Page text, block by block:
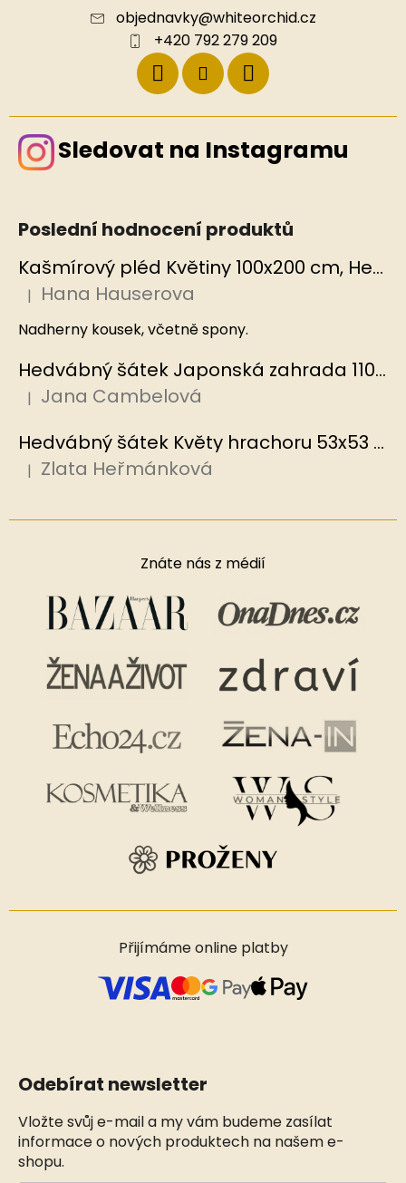
objednavky@whiteorchid.cz
+420 792 279 209
Sledovat na Instagramu
Poslední hodnocení produktů
Kašmírový pléd Květiny 100x200 cm, Hedvábný svět
Hodnocení produktu je 5 z 5 hvězdiček.
| Hana Hauserova
Nadherny kousek, včetně spony.
Hedvábný šátek Japonská zahrada 110x110 cm v dárkovém balení, HEDVÁBNÝ SVĚT
Hodnocení produktu je 5 z 5 hvězdiček.
| Jana Cambelová
Hedvábný šátek Květy hrachoru 53x53 cm v dárkovém balení, HEDVÁBNÝ SVĚT
Hodnocení produktu je 5 z 5 hvězdiček.
| Zlata Heřmánková
Znáte nás z médií
Přijímáme online platby
Odebírat newsletter
Vložte svůj e-mail a my vám budeme zasílat
informace o nových produktech na našem e-
shopu.